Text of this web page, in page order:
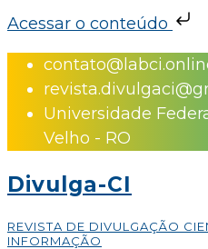
Acessar o conteúdo
Skip
contentUniversidade
Velho - RO
Divulga-CI
REVISTA DE DIVULGAÇÃO
INFORMAÇÃO